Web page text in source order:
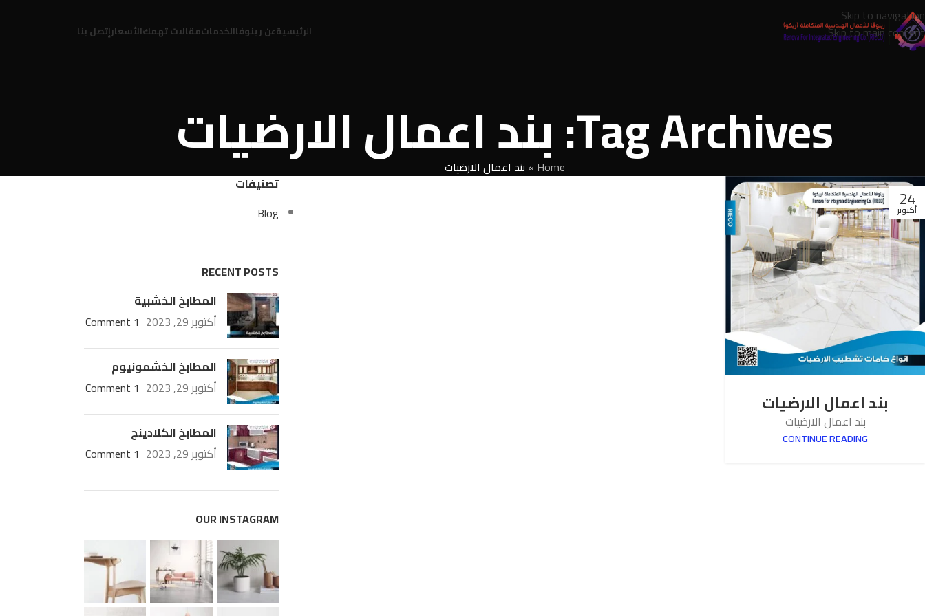
Skip to navigation
Skip to main content
الرئيسيةعن رينوفاالخدماتمقالات تهمكالأسعارإتصل بنا
Tag Archives: بند اعمال الارضيات Home
» بند اعمال الارضيات
24
أكتوبر
بند اعمال الارضيات
بند اعمال الارضيات
CONTINUE READING
تصنيفات
Blog
RECENT POSTS
المطابخ الخشبية
أكتوبر 29, 2023
1 Comment
المطابخ الخشمونيوم
أكتوبر 29, 2023
1 Comment
المطابخ الكلادينج
أكتوبر 29, 2023
1 Comment
OUR INSTAGRAM